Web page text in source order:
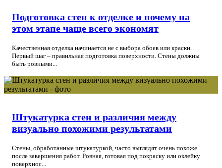
Подготовка стен к отделке и почему на
этом этапе чаще всего экономят
Качественная отделка начинается не с выбора обоев или краски.
Первый шаг – правильная подготовка поверхности. Стены должны
быть ровными...
Штукатурка стен и различия между
визуально похожими результатами
Стены, обработанные штукатуркой, часто выглядят очень похоже
после завершения работ. Ровная, готовая под покраску или оклейку
поверхнос...